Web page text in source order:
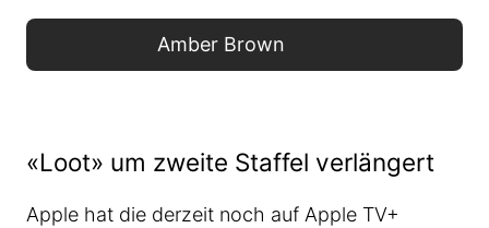
Amber Brown
«Loot» um zweite Staffel verlängert
Apple hat die derzeit noch auf Apple TV+